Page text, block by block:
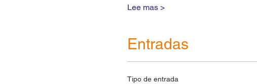
Lee mas >
Entradas
Tipo de entrada